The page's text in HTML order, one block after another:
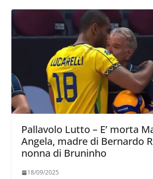
Pallavolo Lutto – E’ morta
Angela, madre di Bernardo
nonna di Bruninho
18/09/2025